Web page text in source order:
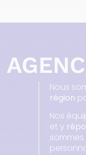
Nous
région
Nos
et y